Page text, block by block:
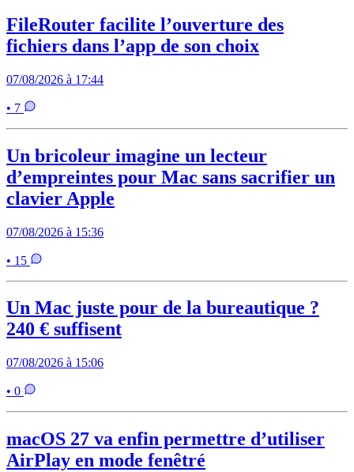
FileRouter facilite l’ouverture des
fichiers dans l’app de son choix
07/08/2026 à 17:44
• 7
Un bricoleur imagine un lecteur
d’empreintes pour Mac sans sacrifier un
clavier Apple
07/08/2026 à 15:36
• 15
Un Mac juste pour de la bureautique ?
240 € suffisent
07/08/2026 à 15:06
• 0
macOS 27 va enfin permettre d’utiliser
AirPlay en mode fenêtré